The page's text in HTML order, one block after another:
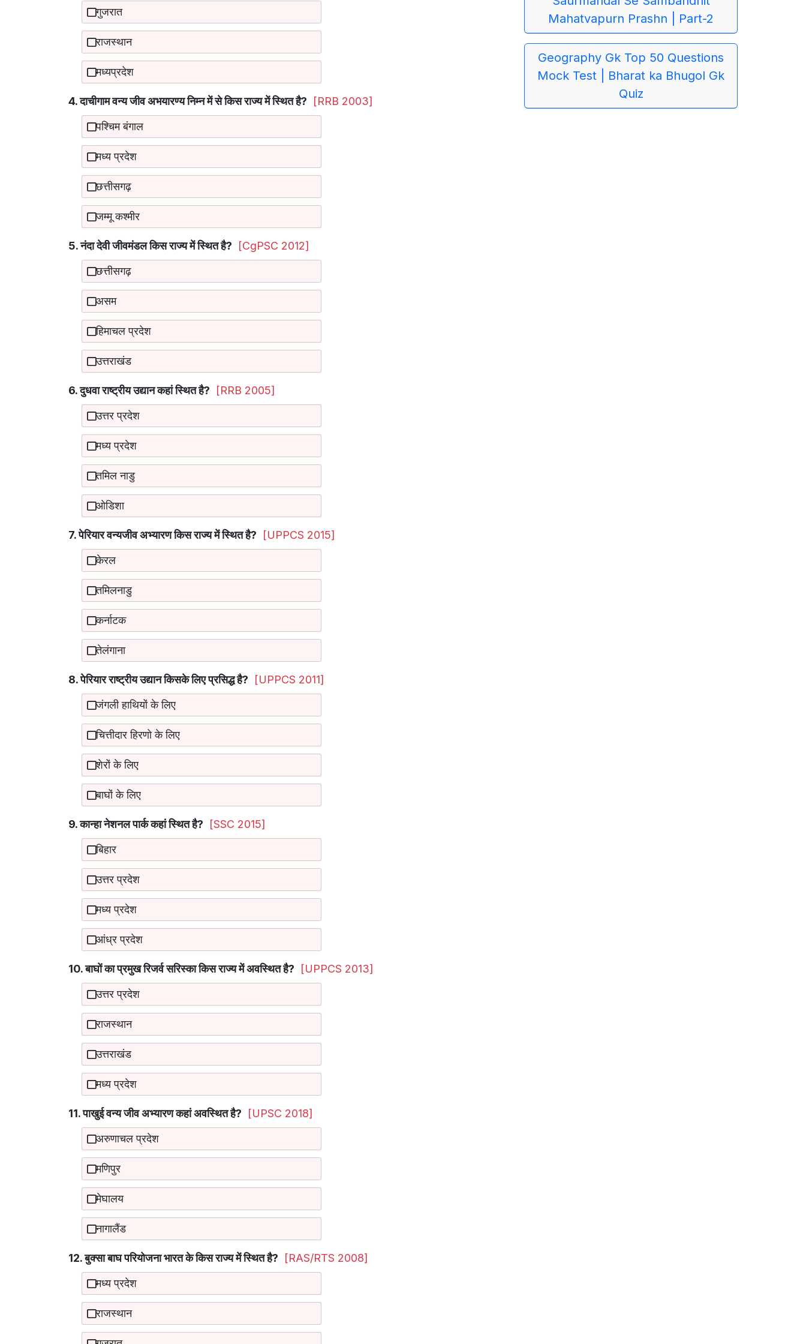
गुजरात
राजस्थान
मध्यप्रदेश
4. दाचीगाम वन्य जीव अभयारण्य निम्न में से किस राज्य में स्थित है?
[RRB 2003]
पश्चिम बंगाल
मध्य प्रदेश
छत्तीसगढ़
जम्मू कश्मीर
5. नंदा देवी जीवमंडल किस राज्य में स्थित है?
[CgPSC 2012]
छत्तीसगढ़
असम
हिमाचल प्रदेश
उत्तराखंड
6. दुधवा राष्ट्रीय उद्यान कहां स्थित है?
[RRB 2005]
उत्तर प्रदेश
मध्य प्रदेश
तमिल नाडु
ओडिशा
7. पेरियार वन्यजीव अभ्यारण किस राज्य में स्थित है?
[UPPCS 2015]
केरल
तमिलनाडु
कर्नाटक
तेलंगाना
8. पेरियार राष्ट्रीय उद्यान किसके लिए प्रसिद्ध है?
[UPPCS 2011]
जंगली हाथियों के लिए
चित्तीदार हिरणो के लिए
शेरों के लिए
बाघों के लिए
9. कान्हा नेशनल पार्क कहां स्थित है?
[SSC 2015]
बिहार
उत्तर प्रदेश
मध्य प्रदेश
आंध्र प्रदेश
10. बाघों का प्रमुख रिजर्व सरिस्का किस राज्य में अवस्थित है?
[UPPCS 2013]
उत्तर प्रदेश
राजस्थान
उत्तराखंड
मध्य प्रदेश
11. पाखुई वन्य जीव अभ्यारण कहां अवस्थित है?
[UPSC 2018]
अरुणाचल प्रदेश
मणिपुर
मेघालय
नागालैंड
12. बुक्सा बाघ परियोजना भारत के किस राज्य में स्थित है?
[RAS/RTS 2008]
मध्य प्रदेश
राजस्थान
Mahatvapurn Prashn | Part-2
Geography Gk Top 50 Questions
Mock Test | Bharat ka Bhugol Gk
Quiz